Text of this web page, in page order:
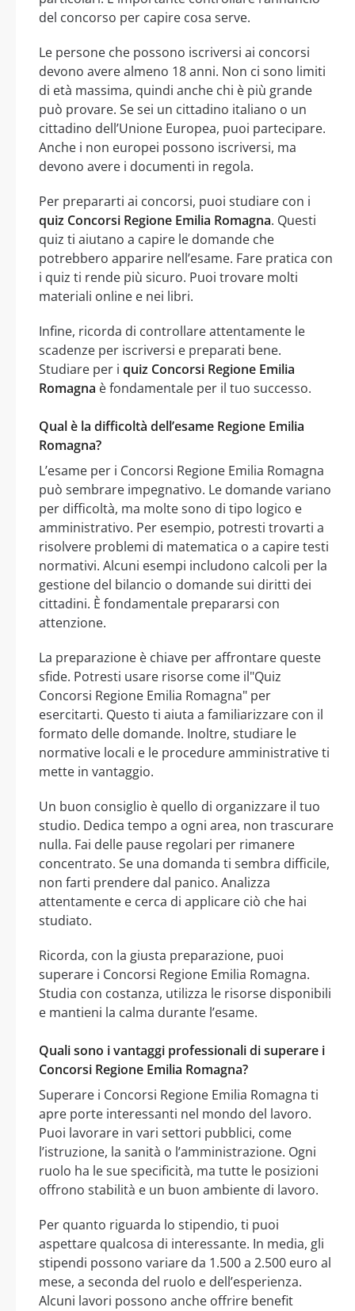
del concorso per capire cosa serve.
Le persone che possono iscriversi ai concorsi
devono avere almeno 18 anni. Non ci sono limiti
di età massima, quindi anche chi è più grande
può provare. Se sei un cittadino italiano o un
cittadino dell’Unione Europea, puoi partecipare.
Anche i non europei possono iscriversi, ma
devono avere i documenti in regola.
Per prepararti ai concorsi, puoi studiare con i
quiz Concorsi Regione Emilia Romagna. Questi
quiz ti aiutano a capire le domande che
potrebbero apparire nell’esame. Fare pratica con
i quiz ti rende più sicuro. Puoi trovare molti
materiali online e nei libri.
Infine, ricorda di controllare attentamente le
scadenze per iscriversi e preparati bene.
Studiare per i quiz Concorsi Regione Emilia
Romagna è fondamentale per il tuo successo.
Qual è la difficoltà dell’esame Regione Emilia
Romagna?
L’esame per i Concorsi Regione Emilia Romagna
può sembrare impegnativo. Le domande variano
per difficoltà, ma molte sono di tipo logico e
amministrativo. Per esempio, potresti trovarti a
risolvere problemi di matematica o a capire testi
normativi. Alcuni esempi includono calcoli per la
gestione del bilancio o domande sui diritti dei
cittadini. È fondamentale prepararsi con
attenzione.
La preparazione è chiave per affrontare queste
sfide. Potresti usare risorse come il"Quiz
Concorsi Regione Emilia Romagna" per
esercitarti. Questo ti aiuta a familiarizzare con il
formato delle domande. Inoltre, studiare le
normative locali e le procedure amministrative ti
mette in vantaggio.
Un buon consiglio è quello di organizzare il tuo
studio. Dedica tempo a ogni area, non trascurare
nulla. Fai delle pause regolari per rimanere
concentrato. Se una domanda ti sembra difficile,
non farti prendere dal panico. Analizza
attentamente e cerca di applicare ciò che hai
studiato.
Ricorda, con la giusta preparazione, puoi
superare i Concorsi Regione Emilia Romagna.
Studia con costanza, utilizza le risorse disponibili
e mantieni la calma durante l’esame.
Quali sono i vantaggi professionali di superare i
Concorsi Regione Emilia Romagna?
Superare i Concorsi Regione Emilia Romagna ti
apre porte interessanti nel mondo del lavoro.
Puoi lavorare in vari settori pubblici, come
l’istruzione, la sanità o l’amministrazione. Ogni
ruolo ha le sue specificità, ma tutte le posizioni
offrono stabilità e un buon ambiente di lavoro.
Per quanto riguarda lo stipendio, ti puoi
aspettare qualcosa di interessante. In media, gli
stipendi possono variare da 1.500 a 2.500 euro al
mese, a seconda del ruolo e dell’esperienza.
Alcuni lavori possono anche offrire benefit